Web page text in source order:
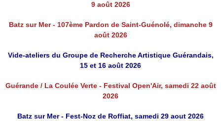
9 août 2026
Batz sur Mer - 107ème Pardon de Saint-Guénolé, dimanche 9
août 2026
Vide-ateliers du Groupe de Recherche Artistique Guérandais,
15 et 16 août 2026
Guérande / La Coulée Verte - Festival Open'Air, samedi 22 août
2026
Batz sur Mer - Fest-Noz de Roffiat, samedi 29 aout 2026